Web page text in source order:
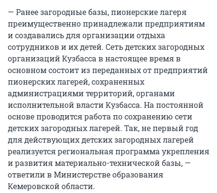
— Ранее загородные базы, пионерские лагеря
преимущественно принадлежали предприятиям
и создавались для организации отдыха
сотрудников и их детей. Сеть детских загородных
организаций Кузбасса в настоящее время в
основном состоит из переданных от предприятий
пионерских лагерей, сохраненных
администрациями территорий, органами
исполнительной власти Кузбасса. На постоянной
основе проводится работа по сохранению сети
детских загородных лагерей. Так, не первый год
для действующих детских загородных лагерей
реализуется региональная программа укрепления
и развития материально-технической базы, —
ответили в Министерстве образования
Кемеровской области.